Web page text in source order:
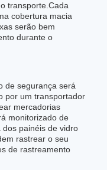
transporte.Cada
cobertura macia
serão bem
durante o
de segurança será
por um transportador
mercadorias
monitorizado de
painéis de vidro
rastrear o seu
de rastreamento